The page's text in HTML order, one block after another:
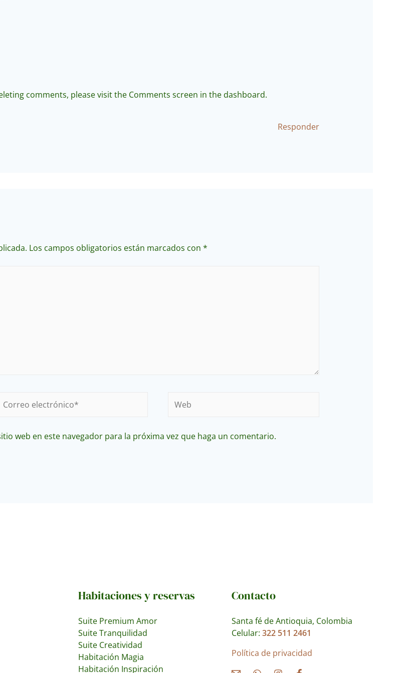
comments, please visit the Comments screen in the dashboard.
Responder
Los campos obligatorios están marcados con *
electrónico*
web en este navegador para la próxima vez que haga un comentario.
Habitaciones y reservas
Suite Premium Amor
Suite Tranquilidad
Suite Creatividad
Habitación Magia
Habitación Inspiración
Contacto
Santa fé de Antioquia, Colombia
Celular: 322 511 2461
Política de privacidad